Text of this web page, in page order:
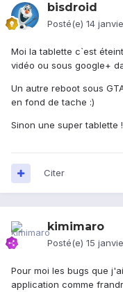
bisdroid
Posté(e) 14
Moi la tablette c`est
vidéo ou sous google+
Un autre reboot sous
en fond de tache :)
Sinon une super tablette
Citer
kimimaro
Posté(e) 15
Pour moi les bugs que
application comme